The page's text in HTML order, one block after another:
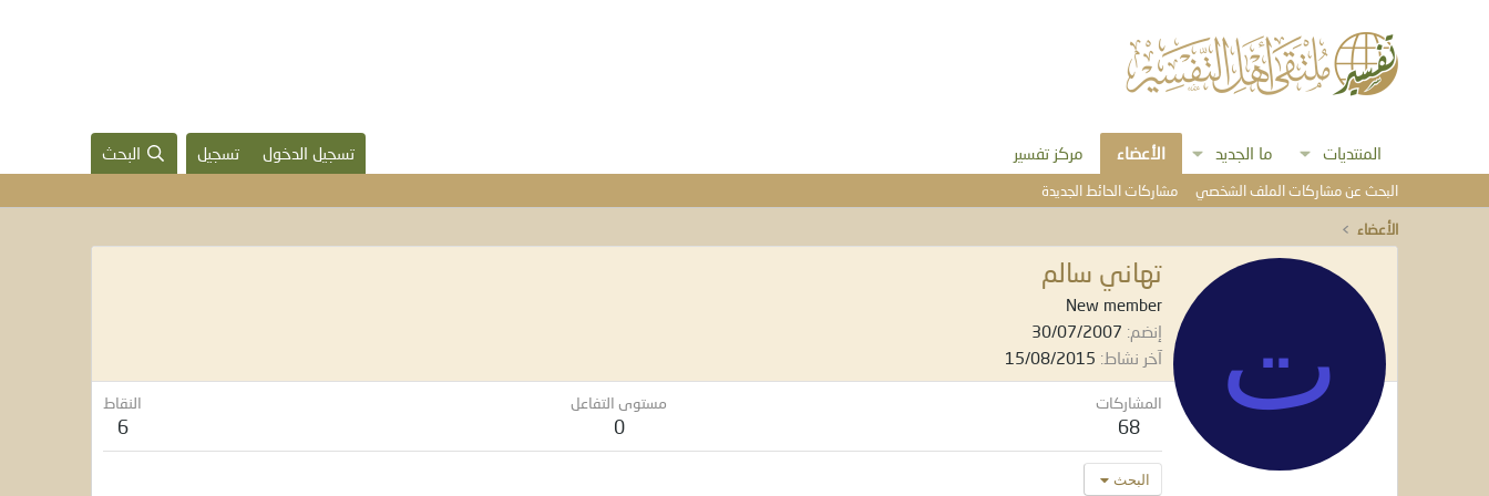
المنتديات ما الجديد الأعضاء مركز تفسير تسجيل الدخول تسجيل البحث
البحث عن مشاركات الملف الشخصي مشاركات الحائط الجديدة
الأعضاء
ت
تهاني سالم
New member
إنضم 30/07/2007
آخر نشاط 15/08/2015
المشاركات
68
مستوى التفاعل
0
النقاط
6
البحث